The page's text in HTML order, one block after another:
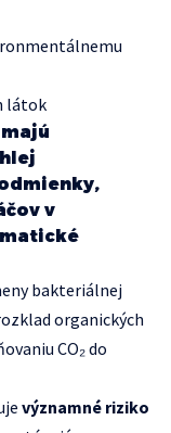
látok
v
bakteriálnej
organických
CO₂ do
významné riziko